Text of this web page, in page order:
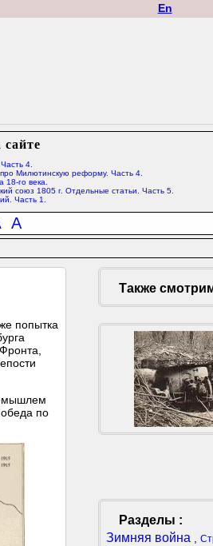
En
4.
Милютинскую реформу. Часть 4.
18-го века.
союз 1805 г. Отдельные статьи. Часть 5.
Часть 1.
A
попытка
по
Также
Разделы :
Зимняя война